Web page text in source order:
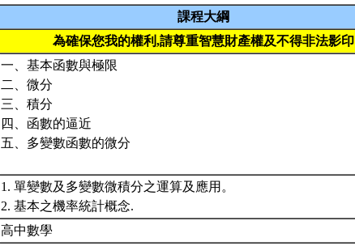
課程大綱
為確保您我的權利,請尊重智慧財產權及不得非法影印
一、基本函數與極限
二、微分
三、積分
四、函數的逼近
五、多變數函數的微分
1. 單變數及多變數微積分之運算及應用。
2. 基本之機率統計概念.
高中數學